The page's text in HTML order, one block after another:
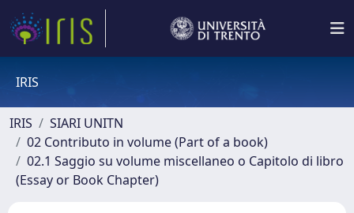
IRIS
IRIS
SIARI UNITN
02 Contributo in volume (Part of a book)
02.1 Saggio su volume miscellaneo o Capitolo di libro
(Essay or Book Chapter)